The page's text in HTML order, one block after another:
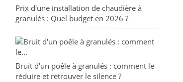
Prix d'une installation de chaudière à
granulés : Quel budget en 2026 ?
Bruit d'un poêle à granulés : comment le
réduire et retrouver le silence ?